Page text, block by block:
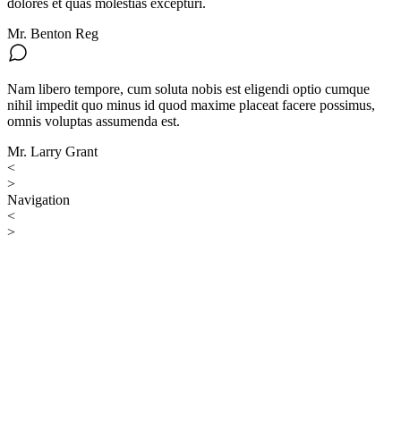
Mr. Benton Reg
Nam libero tempore, cum soluta nobis est eligendi optio cumque
nihil impedit quo minus id quod maxime placeat facere possimus,
omnis voluptas assumenda est.
Mr. Larry Grant
<
>
Navigation
<
>